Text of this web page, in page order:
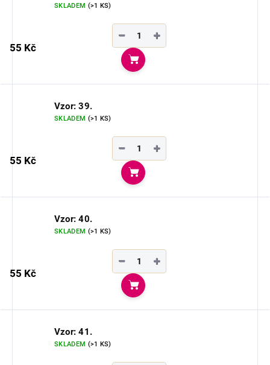
SKLADEM (>1 KS)
55 Kč
+
−
Do košíku
Vzor: 39.
SKLADEM (>1 KS)
55 Kč
+
−
Do košíku
Vzor: 40.
SKLADEM (>1 KS)
55 Kč
+
−
Do košíku
Vzor: 41.
SKLADEM (>1 KS)